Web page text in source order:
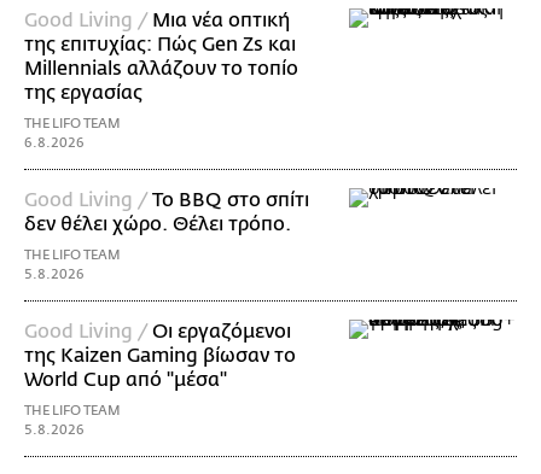
Good Living / Μια νέα οπτική
της επιτυχίας: Πώς Gen Zs και
Millennials αλλάζουν το τοπίο
της εργασίας
THE LIFO TEAM
6.8.2026
Good Living /Το BBQ στο σπίτι
δεν θέλει χώρο. Θέλει τρόπο.
THE LIFO TEAM
5.8.2026
Good Living /Οι εργαζόμενοι
της Kaizen Gaming βίωσαν το
World Cup από "μέσα"
THE LIFO TEAM
5.8.2026